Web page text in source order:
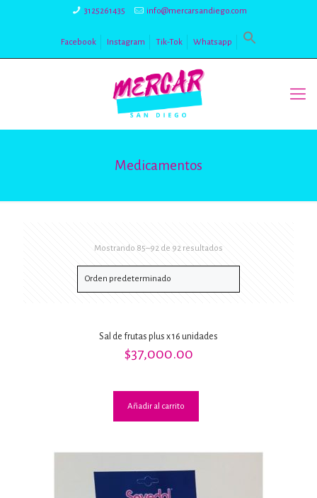
3125261435 info@mercarsandiego.com
Facebook Instagram Tik-Tok Whatsapp
Medicamentos
Mostrando 85–92 de 92 resultados
Sal de frutas plus x 16 unidades
$37,000.00
Añadir al carrito